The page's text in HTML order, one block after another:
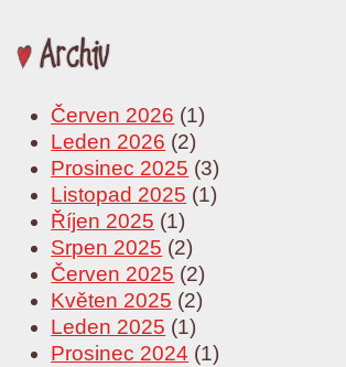
Archiv
Červen 2026 (1)
Leden 2026 (2)
Prosinec 2025 (3)
Listopad 2025 (1)
Říjen 2025 (1)
Srpen 2025 (2)
Červen 2025 (2)
Květen 2025 (2)
Leden 2025 (1)
Prosinec 2024 (1)